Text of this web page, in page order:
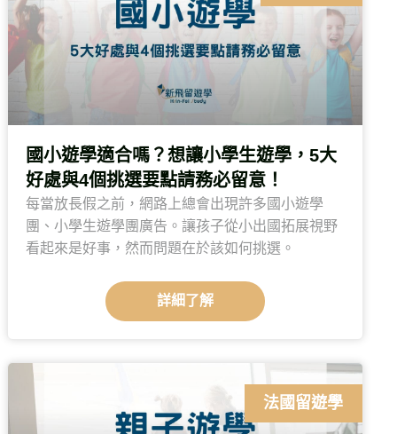
國小遊學適合嗎？想讓小學生遊學，5大
好處與4個挑選要點請務必留意！
每當放長假之前，網路上總會出現許多國小遊學
團、小學生遊學團廣告。讓孩子從小出國拓展視野
看起來是好事，然而問題在於該如何挑選。
詳細了解
法國留遊學